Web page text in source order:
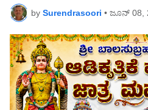
by Surendrasoori • ಜೂನ್ 08,